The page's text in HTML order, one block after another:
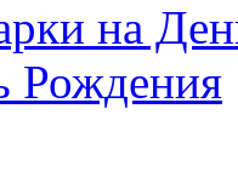
на
Рождения